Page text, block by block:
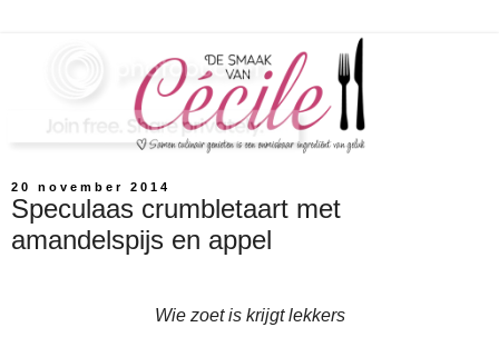
20 november 2014
Speculaas crumbletaart met
amandelspijs en appel
Wie zoet is krijgt lekkers